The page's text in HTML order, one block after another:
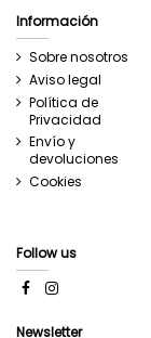
Información
Sobre nosotros
Aviso legal
Política de
Privacidad
Envío y
devoluciones
Cookies
Follow us
Newsletter